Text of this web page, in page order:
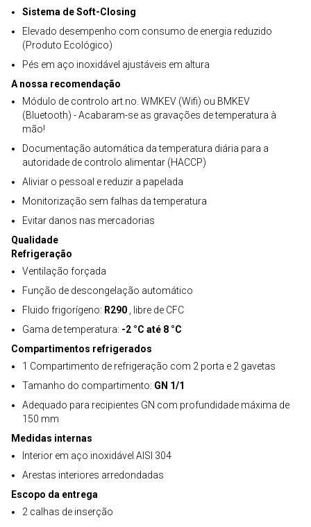
Sistema de Soft-Closing
Elevado desempenho com consumo de energia reduzido
(Produto Ecológico)
Pés em aço inoxidável ajustáveis em altura
A nossa recomendação
Módulo de controlo art.no. WMKEV (Wifi) ou BMKEV
(Bluetooth) - Acabaram-se as gravações de temperatura à
mão!
Documentação automática da temperatura diária para a
autoridade de controlo alimentar (HACCP)
Aliviar o pessoal e reduzir a papelada
Monitorização sem falhas da temperatura
Evitar danos nas mercadorias
Qualidade
Refrigeração
Ventilação forçada
Função de descongelação automático
Fluido frigorígeno: R290
, libre de CFC
Gama de temperatura: -2 °C até 8 °C
Compartimentos refrigerados
1 Compartimento de refrigeração com 2 porta e 2 gavetas
Tamanho do compartimento: GN 1/1
Adequado para recipientes GN com profundidade máxima de
150 mm
Medidas internas
Interior em aço inoxidável AISI 304
Arestas interiores arredondadas
Escopo da entrega
2 calhas de inserção